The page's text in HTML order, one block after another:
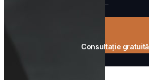
Consultație gratuită